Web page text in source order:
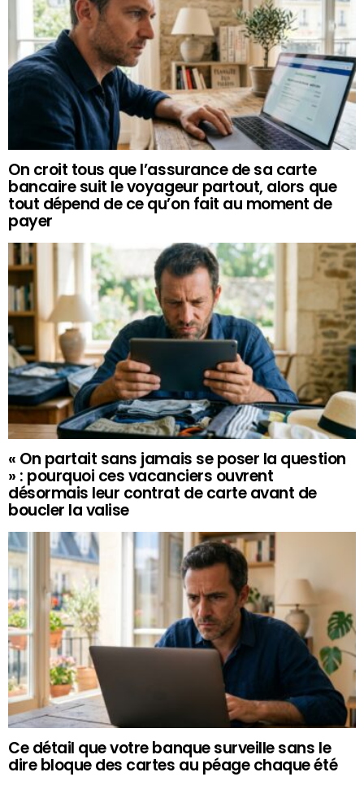
On croit tous que l’assurance de sa carte
bancaire suit le voyageur partout, alors que
tout dépend de ce qu’on fait au moment de
payer
« On partait sans jamais se poser la question
» : pourquoi ces vacanciers ouvrent
désormais leur contrat de carte avant de
boucler la valise
Ce détail que votre banque surveille sans le
dire bloque des cartes au péage chaque été